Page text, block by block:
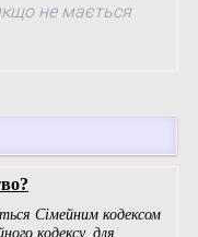
не мається